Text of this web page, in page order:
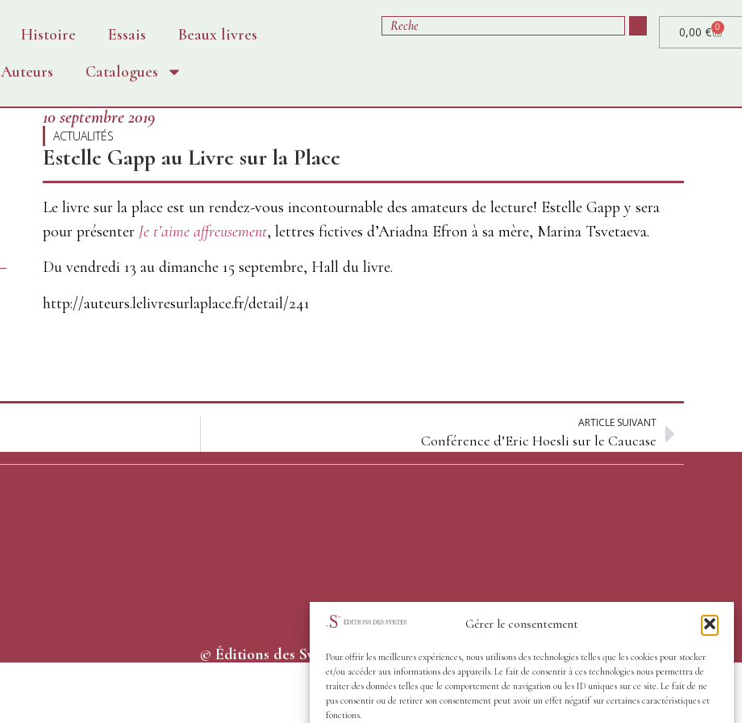
Gérer le consentement
Pour offrir les meilleures expériences, nous utilisons des technologies telles que les cookies pour stocker
et/ou accéder aux informations des appareils. Le fait de consentir à ces technologies nous permettra de
traiter des données telles que le comportement de navigation ou les ID uniques sur ce site. Le fait de ne
pas consentir ou de retirer son consentement peut avoir un effet négatif sur certaines caractéristiques et
fonctions.
Histoire Essais
Beaux livres
Auteurs Catalogues
0,00€ 0
10 septembre 2019
ACTUALITÉS
Estelle Gapp au Livre sur la Place
Le livre sur la place est un rendez-vous incontournable des amateurs de lecture! Estelle Gapp y sera
pour présenter Je t’aime affreusement, lettres fictives d’Ariadna Efron à sa mère, Marina Tsvetaeva.
Du vendredi 13 au dimanche 15 septembre, Hall du livre.
http://auteurs.lelivresurlaplace.fr/detail/241
ARTICLE SUIVANT
Conférence d’Eric Hoesli sur le Caucase
© Éditions des Syrtes - 2026